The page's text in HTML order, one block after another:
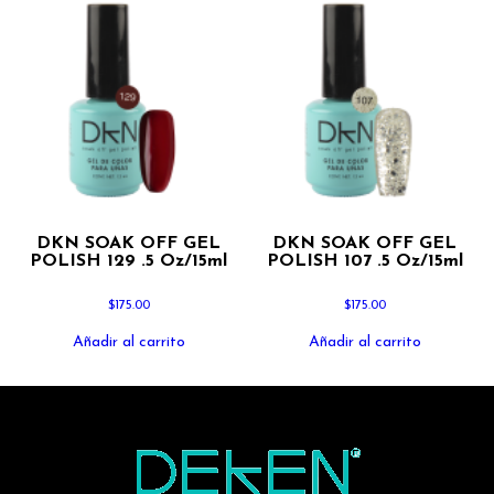
DKN SOAK OFF GEL
POLISH 129 .5 Oz/15ml
$175.00
Añadir al carrito
DKN SOAK OFF GEL
POLISH 107 .5 Oz/15ml
$175.00
Añadir al carrito